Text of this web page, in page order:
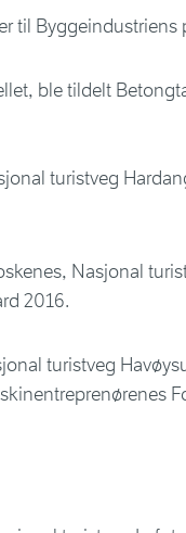
til Byggeindustriens
ble tildelt
turistveg
Nasjonal
2016.
turistveg